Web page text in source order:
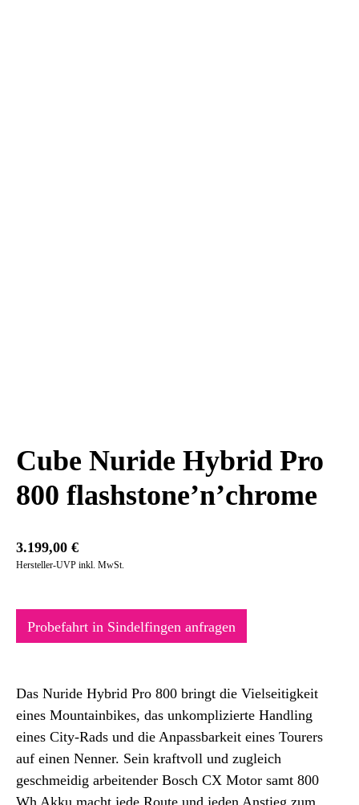
Cube Nuride Hybrid Pro
800 flashstone’n’chrome
3.199,00 €
Hersteller-UVP inkl. MwSt.
Probefahrt in Sindelfingen anfragen
Das Nuride Hybrid Pro 800 bringt die Vielseitigkeit
eines Mountainbikes, das unkomplizierte Handling
eines City-Rads und die Anpassbarkeit eines Tourers
auf einen Nenner. Sein kraftvoll und zugleich
geschmeidig arbeitender Bosch CX Motor samt 800